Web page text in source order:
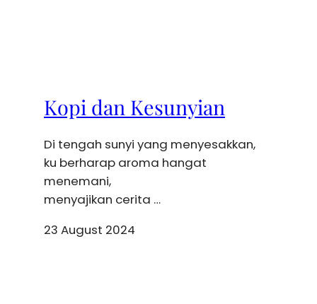
Kopi dan Kesunyian
Di tengah sunyi yang menyesakkan,
ku berharap aroma hangat
menemani,
menyajikan cerita …
23 August 2024